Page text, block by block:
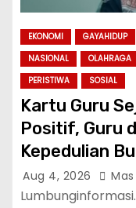
EKONOMI GAYAHIDUP
NASIONAL
OLAHRAGA
PERISTIWA
SOSIAL
Kartu Guru
Positif, Guru
Kepedulian
Aug 4, 2026